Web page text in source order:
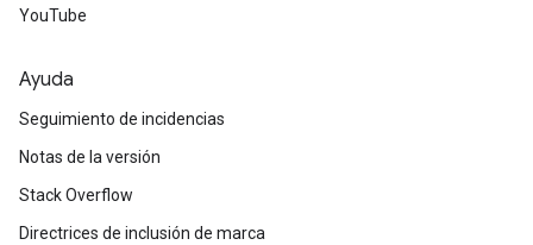
YouTube
Ayuda
Seguimiento de incidencias
Notas de la versión
Stack Overflow
Directrices de inclusión de marca